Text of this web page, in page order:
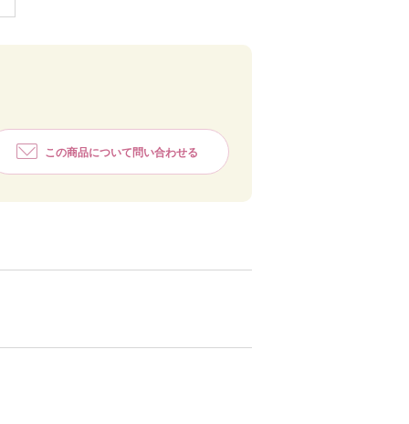
この商品について問い合わせる